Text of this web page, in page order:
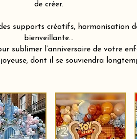
de créer.
supports créatifs, harmonisation
bienveillante…
sublimer l’anniversaire de votre
dont il se souviendra